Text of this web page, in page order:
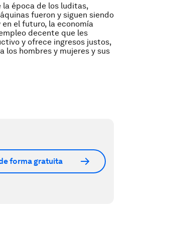
la época de los luditas,
fueron y siguen siendo
el futuro, la economía
decente que les
y ofrece ingresos justos,
los hombres y mujeres y sus
forma gratuita